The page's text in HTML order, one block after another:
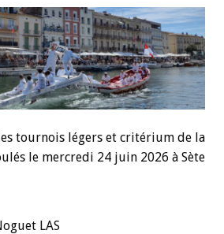
tournois légers et critérium de la
le mercredi 24 juin 2026 à Sète
LAS